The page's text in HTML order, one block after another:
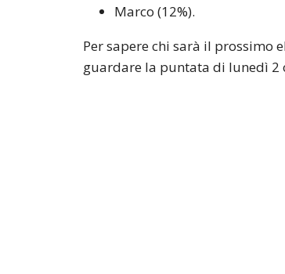
Marco (12%).
Per sapere chi sarà il prossimo
guardare la puntata di lunedì 2